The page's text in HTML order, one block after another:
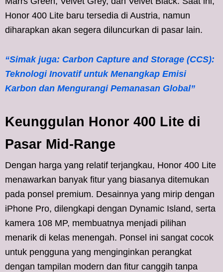
Honor 400 Lite baru tersedia di Austria, namun
diharapkan akan segera diluncurkan di pasar lain.
“Simak juga: Carbon Capture and Storage (CCS):
Teknologi Inovatif untuk Menangkap Emisi
Karbon dan Mengurangi Pemanasan Global”
Keunggulan Honor 400 Lite di
Pasar Mid-Range
Dengan harga yang relatif terjangkau, Honor 400 Lite
menawarkan banyak fitur yang biasanya ditemukan
pada ponsel premium. Desainnya yang mirip dengan
iPhone Pro, dilengkapi dengan Dynamic Island, serta
kamera 108 MP, membuatnya menjadi pilihan
menarik di kelas menengah. Ponsel ini sangat cocok
untuk pengguna yang menginginkan perangkat
dengan tampilan modern dan fitur canggih tanpa